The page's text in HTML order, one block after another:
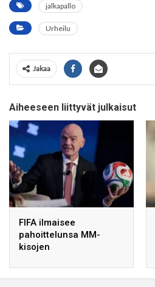
jalkapallo
Urheilu
Jakaa
Aiheeseen liittyvät julkaisut
FIFA ilmaisee
pahoittelunsa MM-
kisojen
vahvistaa tukensa